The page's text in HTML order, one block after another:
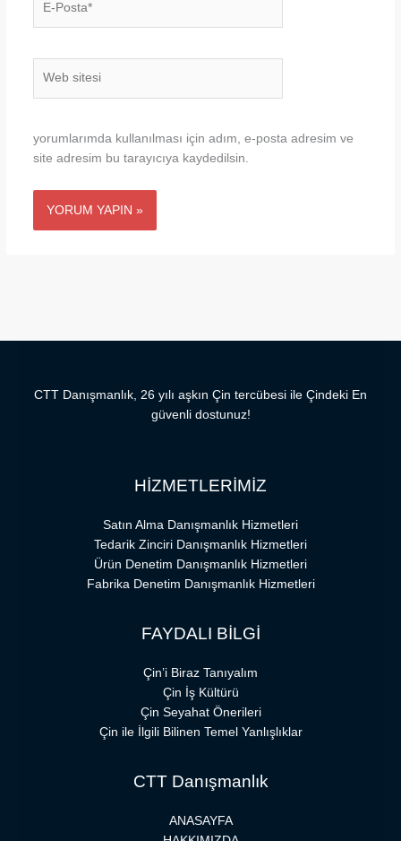
Posta*
yorumlarımda kullanılması için adım, e-posta adresim ve
site adresim bu tarayıcıya kaydedilsin.
CTT Danışmanlık, 26 yılı aşkın Çin tercübesi ile Çindeki En
güvenli dostunuz!
HİZMETLERİMİZ
Satın Alma Danışmanlık Hizmetleri
Tedarik Zinciri Danışmanlık Hizmetleri
Ürün Denetim Danışmanlık Hizmetleri
Fabrika Denetim Danışmanlık Hizmetleri
FAYDALI BİLGİ
Çin’i Biraz Tanıyalım
Çin İş Kültürü
Çin Seyahat Önerileri
Çin ile İlgili Bilinen Temel Yanlışlıklar
CTT Danışmanlık
ANASAYFA